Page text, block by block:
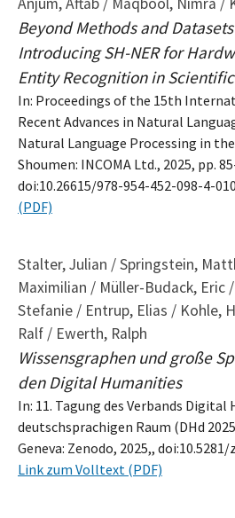
Beyond Methods and
Introducing SH-NER for
Entity Recognition in
In: Proceedings of the 15th
Recent Advances in Natural
Natural Language Processing in
Shoumen: INCOMA Ltd., 2025, pp.
doi:10.26615/978-954-452-098-4-010
(PDF)
Stalter, Julian / Springstein,
Maximilian / Müller-Budack, Eric
Stefanie / Entrup, Elias / Kohle,
Ralf / Ewerth, Ralph
Wissensgraphen und große
den Digital Humanities
In: 11. Tagung des Verbands
deutschsprachigen Raum (DHd
Geneva: Zenodo, 2025,,
Link zum Volltext (PDF)